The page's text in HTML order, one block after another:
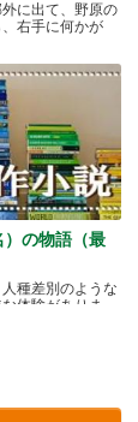
に出て、野原の
右手に何かが
）の物語（最
種差別のような
体験がありま